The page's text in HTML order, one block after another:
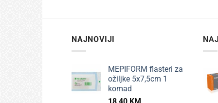
NAJNOVIJI
MEPIFORM flasteri za
ožiljke 5x7,5cm 1
komad